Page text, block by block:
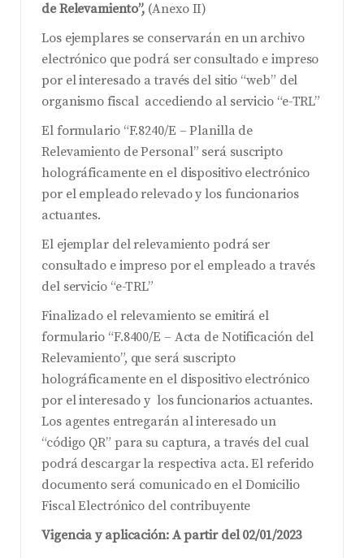
de Relevamiento”, (Anexo II)
Los ejemplares se conservarán en un archivo
electrónico que podrá ser consultado e impreso
por el interesado a través del sitio “web” del
organismo fiscal accediendo al servicio “e-TRL”
El formulario “F.8240/E – Planilla de
Relevamiento de Personal” será suscripto
holográficamente en el dispositivo electrónico
por el empleado relevado y los funcionarios
actuantes.
El ejemplar del relevamiento podrá ser
consultado e impreso por el empleado a través
del servicio “e-TRL”
Finalizado el relevamiento se emitirá el
formulario “F.8400/E – Acta de Notificación del
Relevamiento”, que será suscripto
holográficamente en el dispositivo electrónico
por el interesado y los funcionarios actuantes.
Los agentes entregarán al interesado un
“código QR” para su captura, a través del cual
podrá descargar la respectiva acta. El referido
documento será comunicado en el Domicilio
Fiscal Electrónico del contribuyente
Vigencia y aplicación: A partir del 02/01/2023